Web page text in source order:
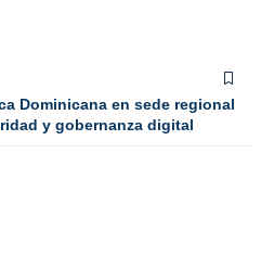
Dominicana en sede regional
y gobernanza digital